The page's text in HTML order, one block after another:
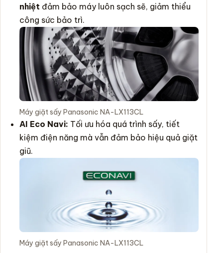
nhiệt đảm bảo máy luôn sạch sẽ, giảm thiểu
công sức bảo trì.
Máy giặt sấy Panasonic NA-LX113CL
AI Eco Navi: Tối ưu hóa quá trình sấy, tiết
kiệm điện năng mà vẫn đảm bảo hiệu quả giặt
giũ.
Máy giặt sấy Panasonic NA-LX113CL